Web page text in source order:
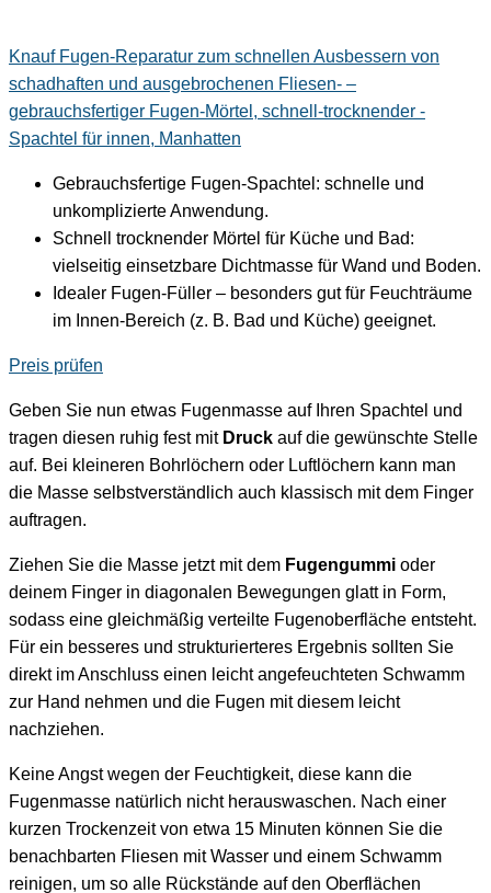
Knauf Fugen-Reparatur zum schnellen Ausbessern von
schadhaften und ausgebrochenen Fliesen- –
gebrauchsfertiger Fugen-Mörtel, schnell-trocknender -
Spachtel für innen, Manhatten
Gebrauchsfertige Fugen-Spachtel: schnelle und
unkomplizierte Anwendung.
Schnell trocknender Mörtel für Küche und Bad:
vielseitig einsetzbare Dichtmasse für Wand und Boden.
Idealer Fugen-Füller – besonders gut für Feuchträume
im Innen-Bereich (z. B. Bad und Küche) geeignet.
Preis prüfen
Geben Sie nun etwas Fugenmasse auf Ihren Spachtel und
tragen diesen ruhig fest mit Druck auf die gewünschte Stelle
auf. Bei kleineren Bohrlöchern oder Luftlöchern kann man
die Masse selbstverständlich auch klassisch mit dem Finger
auftragen.
Ziehen Sie die Masse jetzt mit dem Fugengummi oder
deinem Finger in diagonalen Bewegungen glatt in Form,
sodass eine gleichmäßig verteilte Fugenoberfläche entsteht.
Für ein besseres und strukturierteres Ergebnis sollten Sie
direkt im Anschluss einen leicht angefeuchteten Schwamm
zur Hand nehmen und die Fugen mit diesem leicht
nachziehen.
Keine Angst wegen der Feuchtigkeit, diese kann die
Fugenmasse natürlich nicht herauswaschen. Nach einer
kurzen Trockenzeit von etwa 15 Minuten können Sie die
benachbarten Fliesen mit Wasser und einem Schwamm
reinigen, um so alle Rückstände auf den Oberflächen